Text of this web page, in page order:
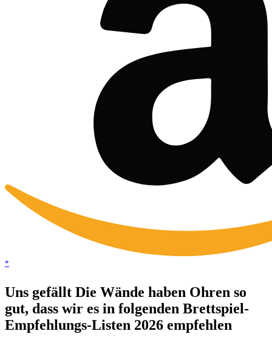
*
Uns gefällt Die Wände haben Ohren so
gut, dass wir es in folgenden Brettspiel-
Empfehlungs-Listen 2026 empfehlen